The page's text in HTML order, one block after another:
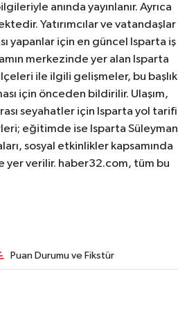
anında yayınlanır. Ayrıca
Yatırımcılar ve vatandaşlar
yapanlar için en güncel Isparta iş
merkezinde yer alan Isparta
ile ilgili gelişmeler, bu başlık
için önceden bildirilir. Ulaşım,
seyahatler için Isparta yol tarifi
eğitimde ise Isparta Süleyman
sosyal etkinlikler kapsamında
yer verilir. haber32.com, tüm bu
Puan Durumu ve Fikstür